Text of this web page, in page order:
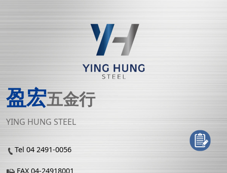
盈宏五金行
YING HUNG STEEL
Tel 04 2491-0056
FAX 04-24918001